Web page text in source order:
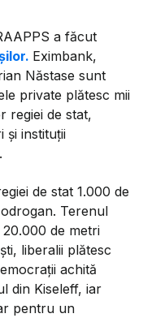
a făcut
Eximbank,
Năstase sunt
private plătesc mii
regiei de stat,
și instituții
de stat 1.000 de
Terenul
de metri
liberalii plătesc
achită
din Kiseleff, iar
pentru un